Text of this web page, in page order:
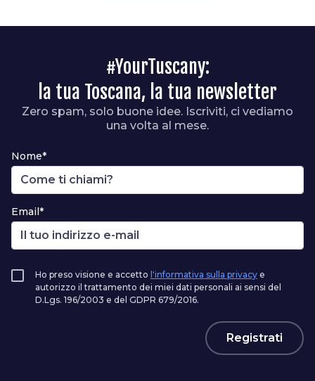
#YourTuscany:
la tua Toscana, la tua newsletter
Zero spam, solo buone idee. Iscriviti, ci vediamo
una volta al mese.
Nome*
Email*
Ho preso visione e accetto l'informativa sulla privacy e
autorizzo il trattamento dei miei dati personali ai sensi del
D.Lgs. 196/2003 e del GDPR 679/2016.
Registrati